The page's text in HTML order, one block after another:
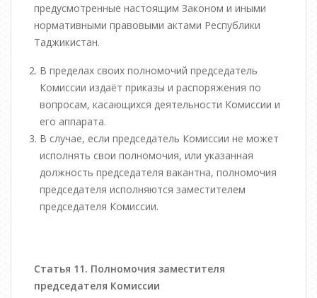
предусмотренные настоящим Законом и иными
нормативными правовыми актами Республики
Таджикистан.
В пределах своих полномочий председатель
Комиссии издаёт приказы и распоряжения по
вопросам, касающихся деятельности Комиссии и
его аппарата.
В случае, если председатель Комиссии не может
исполнять свои полномочия, или указанная
должность председателя вакантна, полномочия
председателя исполняются заместителем
председателя Комиссии.
Статья 11. Полномочия заместителя
председателя Комиссии